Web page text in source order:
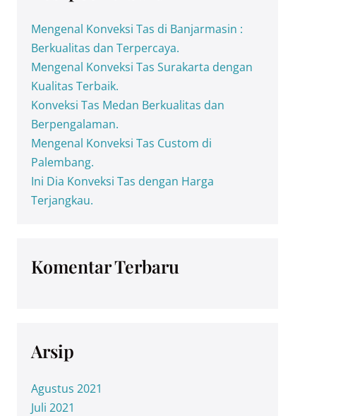
Mengenal Konveksi Tas di Banjarmasin :
Berkualitas dan Terpercaya.
Mengenal Konveksi Tas Surakarta dengan
Kualitas Terbaik.
Konveksi Tas Medan Berkualitas dan
Berpengalaman.
Mengenal Konveksi Tas Custom di
Palembang.
Ini Dia Konveksi Tas dengan Harga
Terjangkau.
Komentar Terbaru
Arsip
Agustus 2021
Juli 2021